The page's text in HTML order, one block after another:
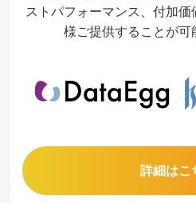
ストパフォーマンス、付加
様ご提供することが可
詳細はこ